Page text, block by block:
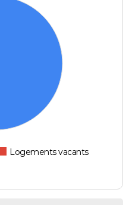
Logements vacants